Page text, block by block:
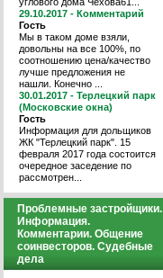
29.10.2017 - Комментарий
Гость
Мы в таком доме взяли,
довольны на все 100%, по
соотношению цена/качество
лучше предложения не
нашли. Конечно ...
30.01.2017 - Терлецкий парк
(Московские окна)
Гость
Информация для дольщиков
ЖК "Терлецкий парк". 15
февраля 2017 года состоится
очередное заседение по
рассмотрен...
Проблемные застройщики.
Информация.
Комментарии. Общение
соинвесторов. Судебные
дела